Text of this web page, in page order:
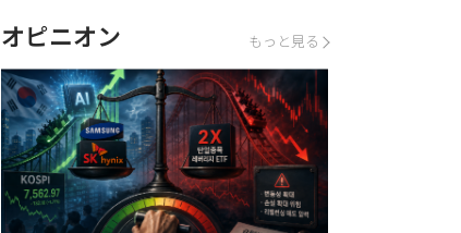
オピニオン もっと見る